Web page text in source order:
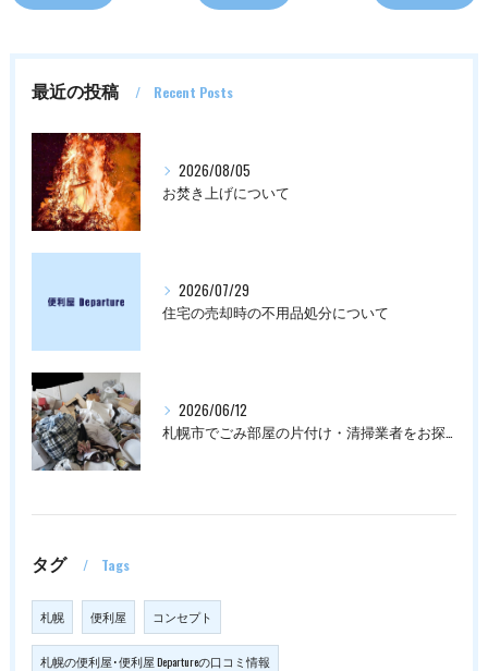
最近の投稿 Recent Posts
2026/08/05
お焚き上げについて
2026/07/29
住宅の売却時の不用品処分について
2026/06/12
札幌市でごみ部屋の片付け・清掃業者をお探しの方は
タグ Tags
札幌 便利屋 コンセプト
札幌の便利屋･便利屋 Departureの口コミ情報